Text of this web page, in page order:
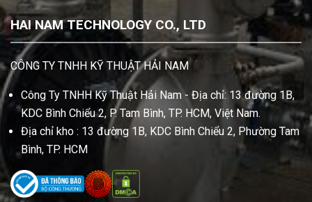
HAI NAM TECHNOLOGY CO., LTD
CÔNG TY TNHH KỸ THUẬT HẢI NAM
Công Ty TNHH Kỹ Thuật Hải Nam - Địa chỉ: 13 đường 1B,
KDC Bình Chiểu 2, P. Tam Bình, TP. HCM, Việt Nam.
Địa chỉ kho : 13 đường 1B, KDC Bình Chiểu 2, Phường Tam
Bình, TP. HCM